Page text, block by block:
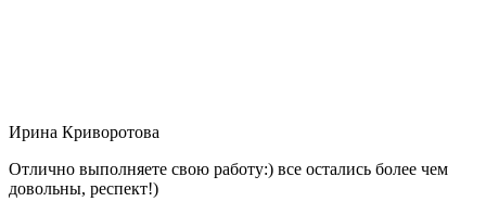
Ирина Криворотова
Отлично выполняете свою работу:) все остались более чем
довольны, респект!)